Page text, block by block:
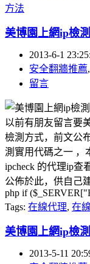
方法
美博園上網ip檢
2013-6-1
安全翻牆推薦,
留言
以前有朋友留言要
檢測方式，前文公
測實用代碼之一 ，
ipcheck 的代理ip查
公佈於此，供自己
php if
Tags: 在線代理, 在
美博園上網ip檢
2013-5-11